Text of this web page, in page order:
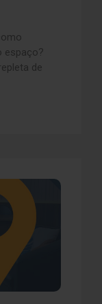
espaço?
de